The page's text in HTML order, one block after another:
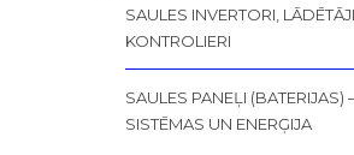
SAULES INVERTORI,
KONTROLIERI
SAULES PANEĻI (BATERIJAS)
SISTĒMAS UN ENERĢIJA